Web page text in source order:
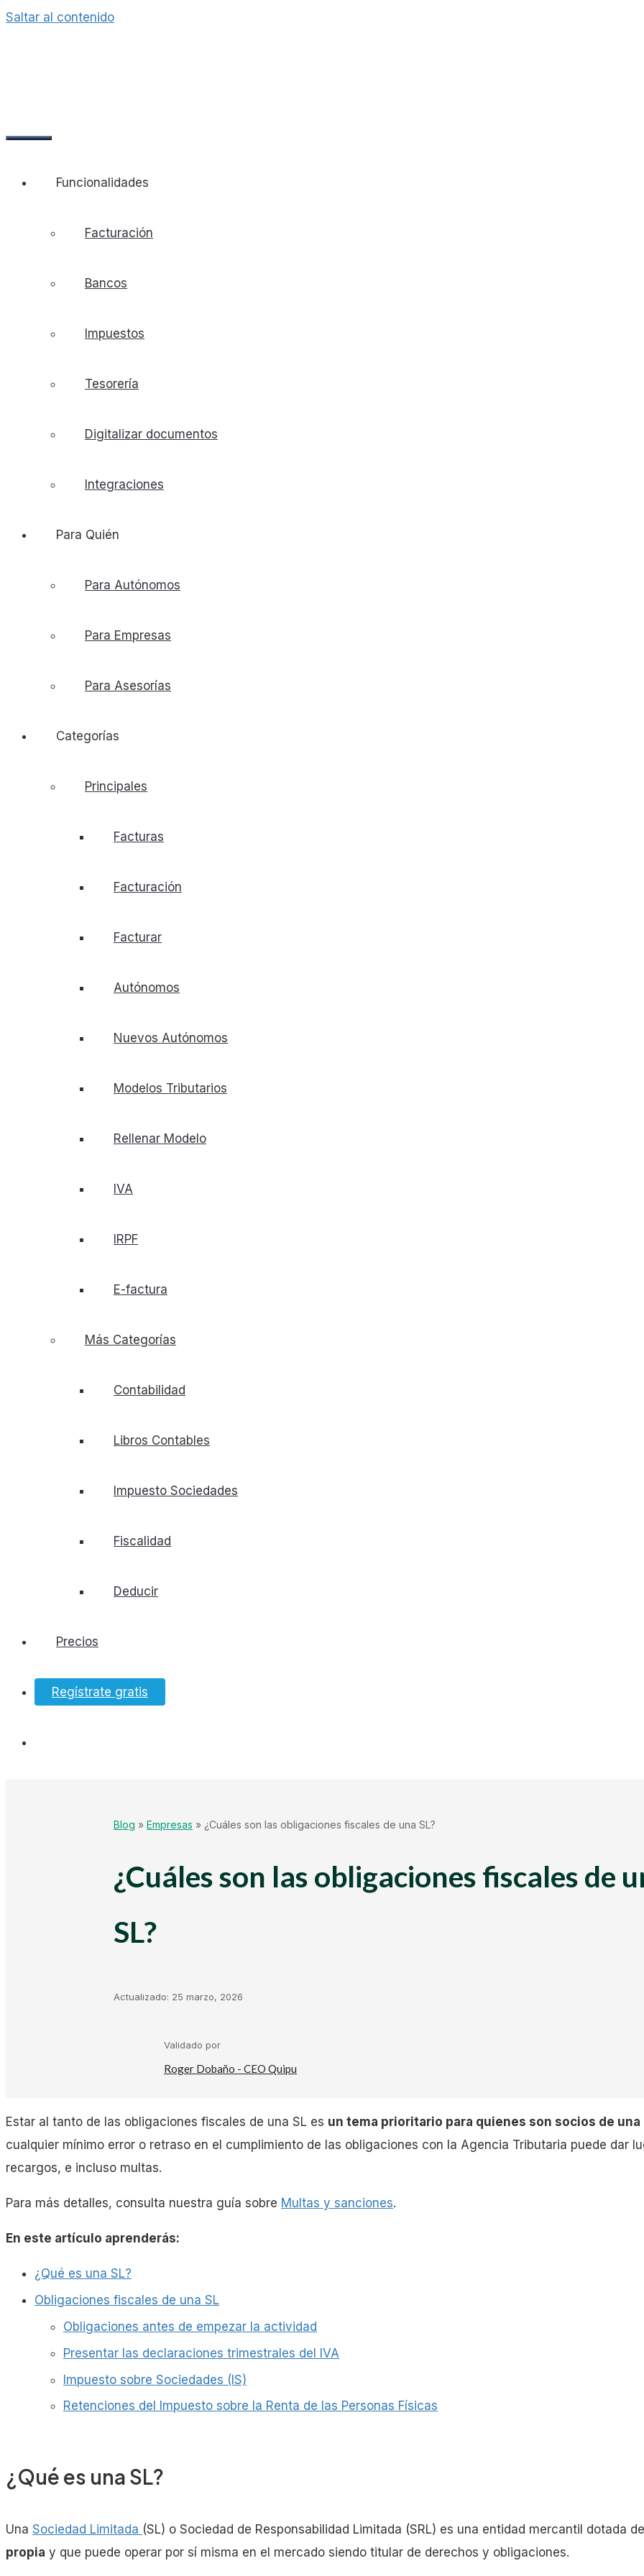
Saltar al contenido
Funcionalidades
Facturación
Bancos
Impuestos
Tesorería
Digitalizar documentos
Integraciones
Para Quién
Para Autónomos
Para Empresas
Para Asesorías
Categorías
Principales
Facturas
Facturación
Facturar
Autónomos
Nuevos Autónomos
Modelos Tributarios
Rellenar Modelo
IVA
IRPF
E-factura
Más Categorías
Contabilidad
Libros Contables
Impuesto Sociedades
Fiscalidad
Deducir
Bancos
Mundo Startup
Kit Digital
Plantillas Facturación
Plantillas Negocio
Gestorías
Laboral
Empresas
Precios
Regístrate gratis
Blog » Empresas » ¿Cuáles son las obligaciones fiscales de una SL?
¿Cuáles son las obligaciones fiscales de
SL?
Actualizado: 25 marzo, 2026
Validado por
Roger Dobaño - CEO Quipu
Estar al tanto de las obligaciones fiscales de una SL es un tema prioritario para quienes son socios de
cualquier mínimo error o retraso en el cumplimiento de las obligaciones con la Agencia Tributaria puede dar
recargos, e incluso multas.
Para más detalles, consulta nuestra guía sobre Multas y sanciones.
En este artículo aprenderás:
¿Qué es una SL?
Obligaciones fiscales de una SL
Obligaciones antes de empezar la actividad
Presentar las declaraciones trimestrales del IVA
Impuesto sobre Sociedades (IS)
Retenciones del Impuesto sobre la Renta de las Personas Físicas
¿Qué es una SL?
Una Sociedad Limitada (SL) o Sociedad de Responsabilidad Limitada (SRL) es una entidad mercantil dotada
propia y que puede operar por sí misma en el mercado siendo titular de derechos y obligaciones.